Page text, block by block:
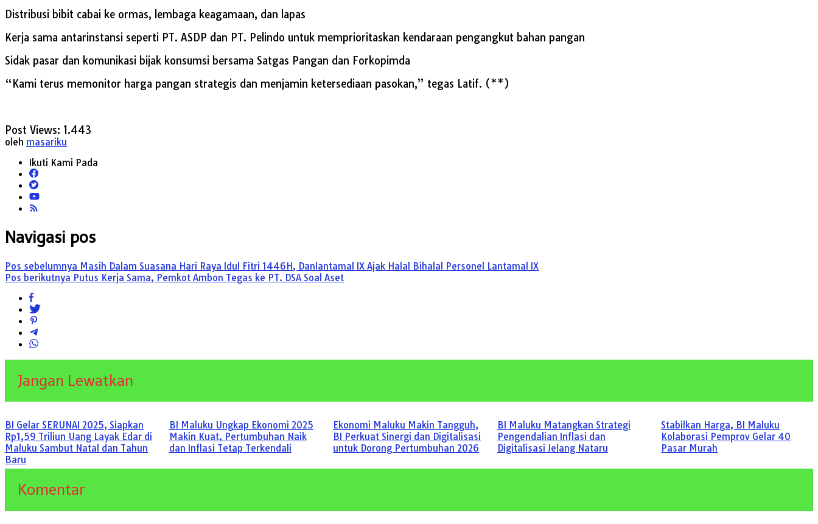
Distribusi bibit cabai ke ormas, lembaga keagamaan, dan lapas
Kerja sama antarinstansi seperti PT. ASDP dan PT. Pelindo untuk memprioritaskan kendaraan pengangkut bahan pangan
Sidak pasar dan komunikasi bijak konsumsi bersama Satgas Pangan dan Forkopimda
“Kami terus memonitor harga pangan strategis dan menjamin ketersediaan pasokan,” tegas Latif. (**)
Post Views: 1.443
oleh masariku
Ikuti Kami Pada
Navigasi pos
Pos sebelumnya Masih Dalam Suasana Hari Raya Idul Fitri 1446H, Danlantamal IX Ajak Halal Bihalal Personel Lantamal IX
Pos berikutnya Putus Kerja Sama, Pemkot Ambon Tegas ke PT. DSA Soal Aset
Jangan Lewatkan
BI Gelar SERUNAI 2025, Siapkan
Rp1,59 Triliun Uang Layak Edar di
Maluku Sambut Natal dan Tahun
Baru
BI Maluku Ungkap Ekonomi 2025
Makin Kuat, Pertumbuhan Naik
dan Inflasi Tetap Terkendali
Ekonomi Maluku Makin Tangguh,
BI Perkuat Sinergi dan Digitalisasi
untuk Dorong Pertumbuhan 2026
BI Maluku Matangkan Strategi
Pengendalian Inflasi dan
Digitalisasi Jelang Nataru
Stabilkan Harga, BI Maluku
Kolaborasi Pemprov Gelar 40
Pasar Murah
Komentar